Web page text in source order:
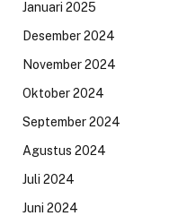
Januari 2025
Desember 2024
November 2024
Oktober 2024
September 2024
Agustus 2024
Juli 2024
Juni 2024